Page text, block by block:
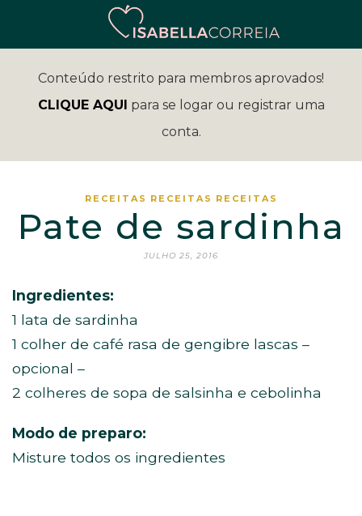
Conteúdo restrito para membros aprovados!
CLIQUE AQUI para se logar ou registrar uma
conta.
RECEITAS RECEITAS RECEITAS
Pate de sardinha
JULHO 25, 2016
Ingredientes:
1 lata de sardinha
1 colher de café rasa de gengibre lascas –
opcional –
2 colheres de sopa de salsinha e cebolinha
Modo de preparo:
Misture todos os ingredientes